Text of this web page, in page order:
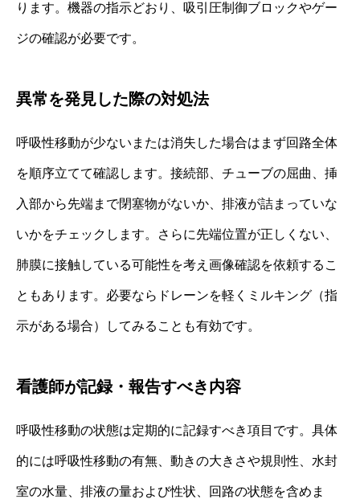
ります。機器の指示どおり、吸引圧制御ブロックやゲー
ジの確認が必要です。
異常を発見した際の対処法
呼吸性移動が少ないまたは消失した場合はまず回路全体
を順序立てて確認します。接続部、チューブの屈曲、挿
入部から先端まで閉塞物がないか、排液が詰まっていな
いかをチェックします。さらに先端位置が正しくない、
肺膜に接触している可能性を考え画像確認を依頼するこ
ともあります。必要ならドレーンを軽くミルキング（指
示がある場合）してみることも有効です。
看護師が記録・報告すべき内容
呼吸性移動の状態は定期的に記録すべき項目です。具体
的には呼吸性移動の有無、動きの大きさや規則性、水封
室の水量、排液の量および性状、回路の状態を含めま